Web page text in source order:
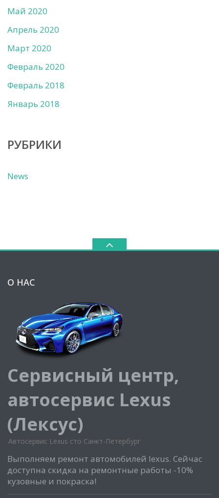
Май 2020
Апрель 2020
Март 2020
Февраль 2020
Февраль 2018
Январь 2018
РУБРИКИ
News
О НАС
Сервисный центр,
автосервис Lexus
(Лексус)
Автосервис Lexus сто Санкт-Петербург
Выполняем ремонт автомобилей lexus. Сейчас
доступна скидка на ремонтные работы -10%
кузовные и покраска!